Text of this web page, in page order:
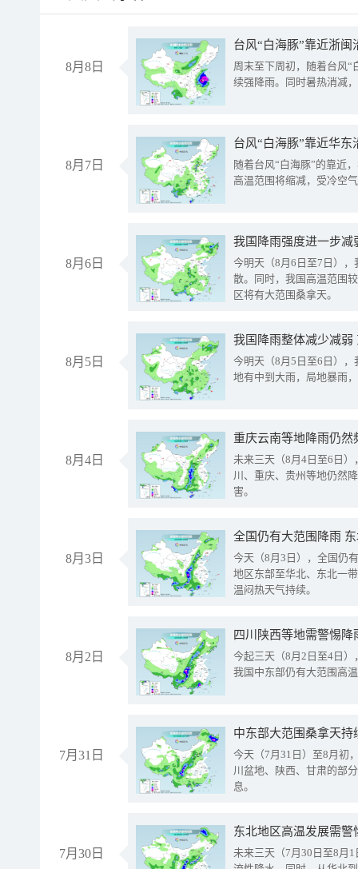
8月8日
台风“白海豚”靠近浙
周末至下周初，随着台风“
续强降雨。同时暑热消减
8月7日
台风“白海豚”靠近华
随着台风“白海豚”的靠近
高温范围将缩减，受冷空
8月6日
今明天（8月6日至7日）
散。同时，我国高温范围
区将有大范围桑拿天。
8月5日
我国降雨整体减少减弱
今明天（8月5日至6日）
地有中到大雨，局地暴雨
8月4日
重庆云南等地降雨仍然
未来三天（8月4日至6日
川、重庆、贵州等地仍然
害。
8月3日
全国仍有大范围降雨
今天（8月3日），全国仍
地区东部至华北、东北一
温闷热天气持续。
8月2日
今起三天（8月2日至4日
我国中东部仍有大范围高
7月31日
中东部大范围桑拿天
今天（7月31日）至8月初
川盆地、陕西、甘肃的部
息。
7月30日
东北地区高温发展需
未来三天（7月30日至8月